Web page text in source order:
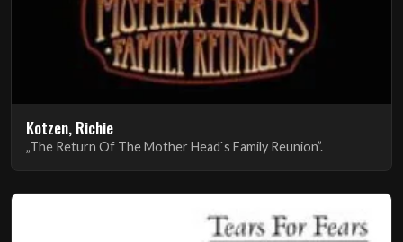
Kotzen, Richie
„The Return Of The Mother Head`s Family Reunion”.